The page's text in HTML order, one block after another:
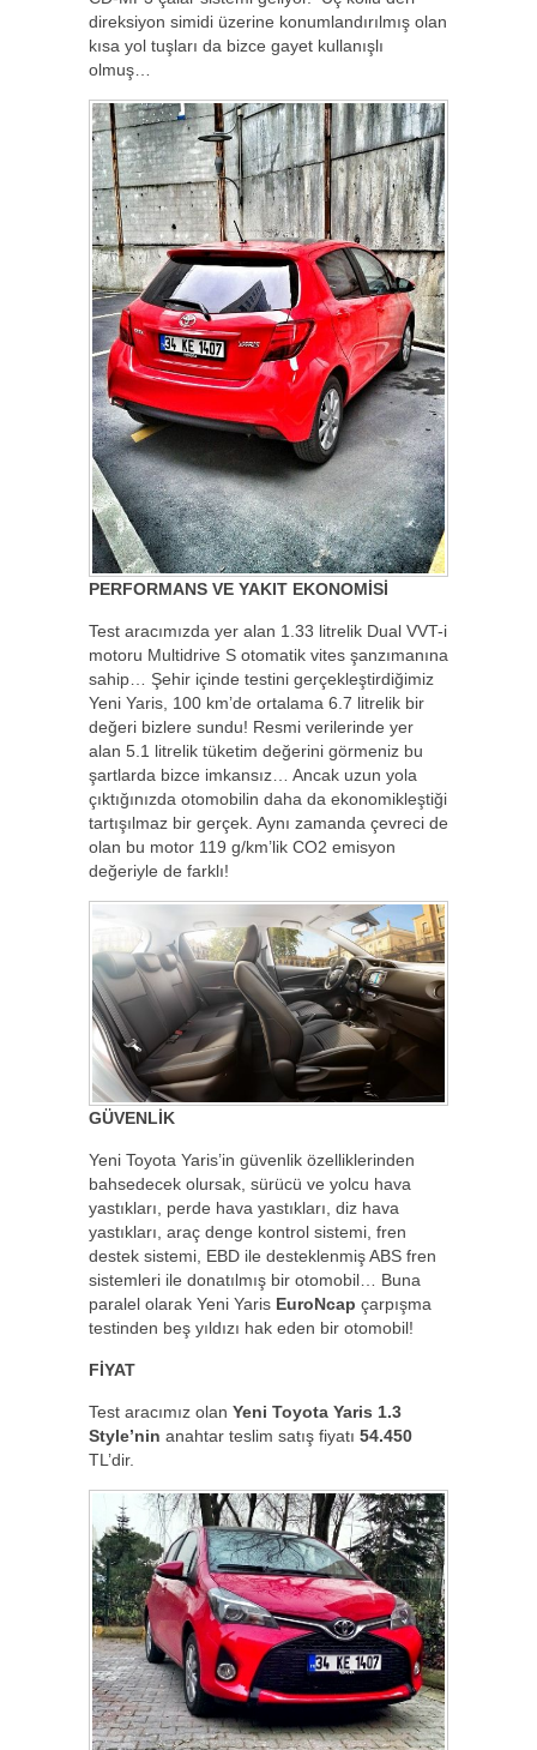
direksiyon simidi üzerine konumlandırılmış olan
kısa yol tuşları da bizce gayet kullanışlı
olmuş…
PERFORMANS VE YAKIT EKONOMİSİ
Test aracımızda yer alan 1.33 litrelik Dual VVT-i
motoru Multidrive S otomatik vites şanzımanına
sahip… Şehir içinde testini gerçekleştirdiğimiz
Yeni Yaris, 100 km’de ortalama 6.7 litrelik bir
değeri bizlere sundu! Resmi verilerinde yer
alan 5.1 litrelik tüketim değerini görmeniz bu
şartlarda bizce imkansız… Ancak uzun yola
çıktığınızda otomobilin daha da ekonomikleştiği
tartışılmaz bir gerçek. Aynı zamanda çevreci de
olan bu motor 119 g/km’lik CO2 emisyon
değeriyle de farklı!
GÜVENLİK
Yeni Toyota Yaris’in güvenlik özelliklerinden
bahsedecek olursak, sürücü ve yolcu hava
yastıkları, perde hava yastıkları, diz hava
yastıkları, araç denge kontrol sistemi, fren
destek sistemi, EBD ile desteklenmiş ABS fren
sistemleri ile donatılmış bir otomobil… Buna
paralel olarak Yeni Yaris EuroNcap çarpışma
testinden beş yıldızı hak eden bir otomobil!
FİYAT
Test aracımız olan Yeni Toyota Yaris 1.3
Style’nin anahtar teslim satış fiyatı 54.450
TL’dir.